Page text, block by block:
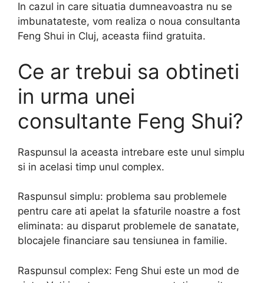
In cazul in care situatia dumneavoastra nu se
imbunatateste, vom realiza o noua consultanta
Feng Shui in Cluj, aceasta fiind gratuita.
Ce ar trebui sa obtineti
in urma unei
consultante Feng Shui?
Raspunsul la aceasta intrebare este unul simplu
si in acelasi timp unul complex.
Raspunsul simplu: problema sau problemele
pentru care ati apelat la sfaturile noastre a fost
eliminata: au disparut problemele de sanatate,
blocajele financiare sau tensiunea in familie.
Raspunsul complex: Feng Shui este un mod de